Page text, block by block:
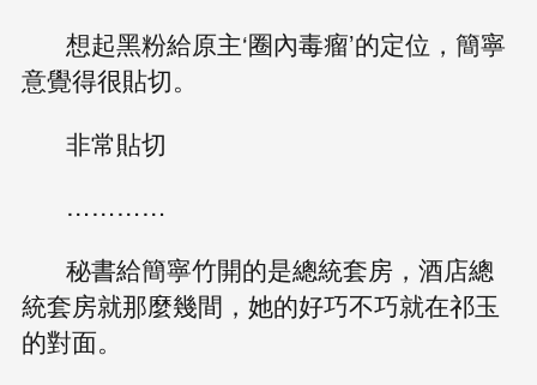
想起黑粉給原主‘圈內毒瘤’的定位，簡寧
意覺得很貼切。
非常貼切
…………
秘書給簡寧竹開的是總統套房，酒店總
統套房就那麼幾間，她的好巧不巧就在祁玉
的對面。